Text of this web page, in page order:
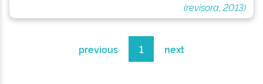
(revisora, 2013)
previous 1 next